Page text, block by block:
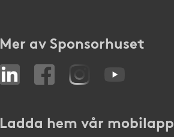
Mer av Sponsorhuset
Ladda hem vår mobilapp